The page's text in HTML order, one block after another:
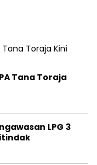
Tana Toraja
LPG 3